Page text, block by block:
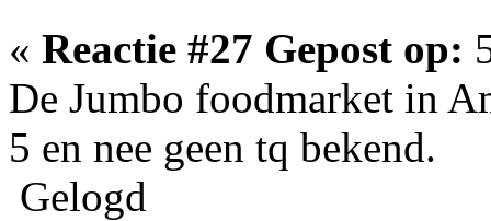
« Reactie #27 Gepost op:
De Jumbo foodmarket in
5 en nee geen tq bekend.
Gelogd